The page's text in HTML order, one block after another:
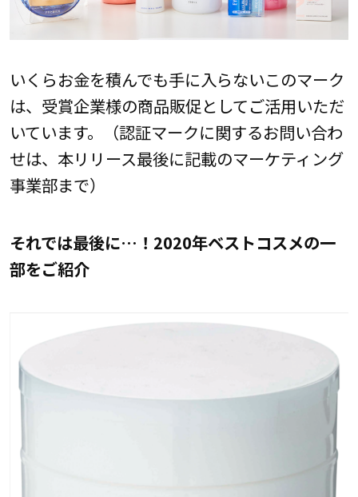
いくらお金を積んでも手に入らないこのマーク
は、受賞企業様の商品販促としてご活用いただ
いています。（認証マークに関するお問い合わ
せは、本リリース最後に記載のマーケティング
事業部まで）
それでは最後に…！2020年ベストコスメの一
部をご紹介